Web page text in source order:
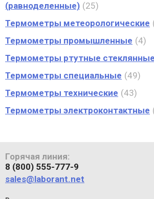
(равноделенные) 25
Термометры метеорологические
Термометры промышленные 4
Термометры ртутные стеклянные
Термометры специальные 49
Термометры технические 43
Термометры электроконтактные
Горячая линия:
8 (800) 555-777-9
sales@laborant.net